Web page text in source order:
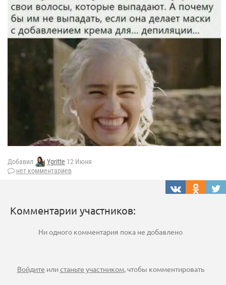
Добавил Ygritte 12 Июня
нет комментариев
Комментарии участников:
Ни одного комментария пока не добавлено
Войдите илистаньте участником, чтобы комментировать